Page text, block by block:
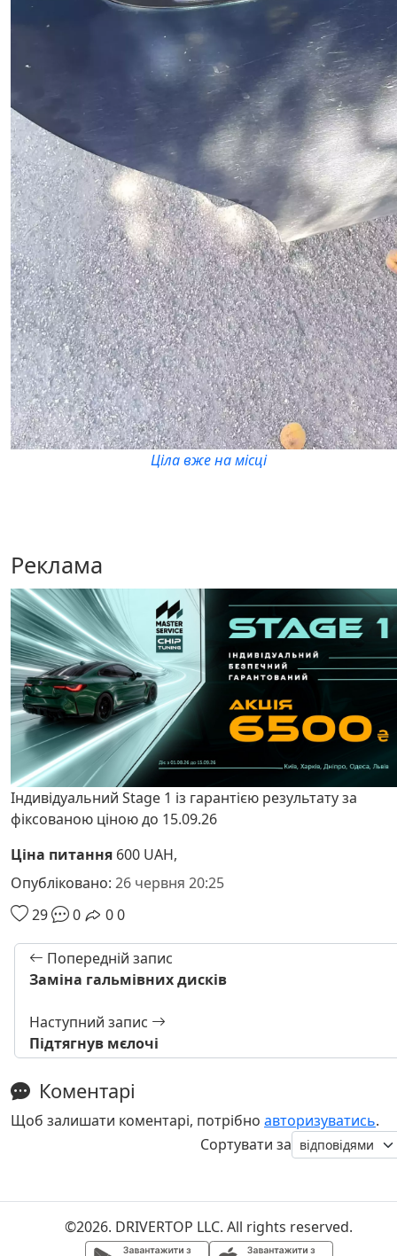
Ціла вже на місці
Реклама
Індивідуальний Stage 1 із гарантією результату за
фіксованою ціною до 15.09.26
Ціна питання 600 UAH,
Опубліковано: 26 червня 20:25
29
0 00
Попередній запис
Заміна гальмівних дисків
Наступний запис
Підтягнув мєлочі
Коментарі
Щоб залишати коментарі, потрібно авторизуватись.
Сортувати за
©2026. DRIVERTOP LLC. All rights reserved.